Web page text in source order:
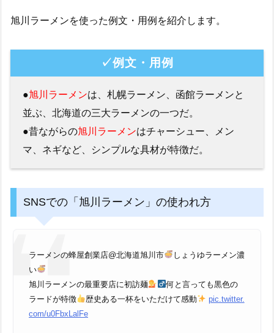
旭川ラーメンを使った例文・用例を紹介します。
✓例文・用例
●旭川ラーメンは、札幌ラーメン、函館ラーメンと
並ぶ、北海道の三大ラーメンの一つだ。
●昔ながらの旭川ラーメンはチャーシュー、メン
マ、ネギなど、シンプルな具材が特徴だ。
SNSでの「旭川ラーメン」の使われ方
ラーメンの蜂屋創業店@北海道旭川市
しょうゆラーメン濃
い
旭川ラーメンの最重要店に初訪麺
何と言っても黒色の
ラードが特徴
歴史ある一杯をいただけて感動
pic.twitter.
com/u0FbxLalFe